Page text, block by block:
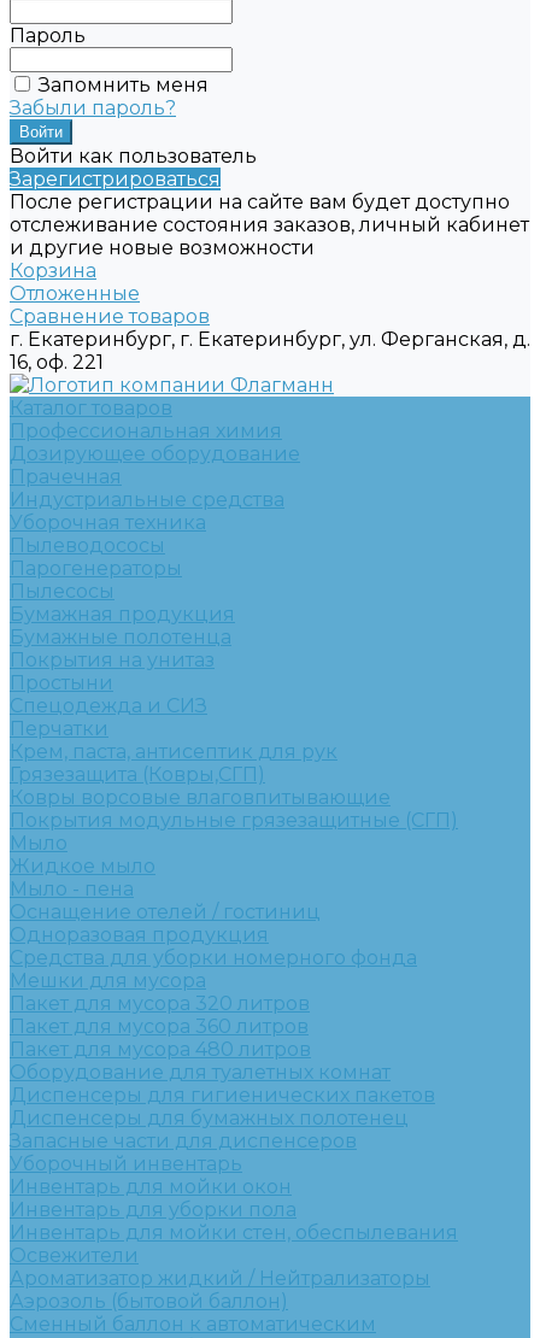
Пароль
Запомнить меня
Забыли пароль?
Войти как пользователь
Зарегистрироваться
После регистрации на сайте вам будет доступно
отслеживание состояния заказов, личный кабинет
и другие новые возможности
Корзина
Отложенные
Сравнение товаров
г. Екатеринбург, г. Екатеринбург, ул. Ферганская, д.
16, оф. 221
Каталог товаров
Профессиональная химия
Дозирующее оборудование
Прачечная
Индустриальные средства
Уборочная техника
Пылеводососы
Парогенераторы
Пылесосы
Бумажная продукция
Бумажные полотенца
Покрытия на унитаз
Простыни
Спецодежда и СИЗ
Перчатки
Крем, паста, антисептик для рук
Грязезащита (Ковры,СГП)
Ковры ворсовые влаговпитывающие
Покрытия модульные грязезащитные (СГП)
Мыло
Жидкое мыло
Мыло - пена
Оснащение отелей / гостиниц
Одноразовая продукция
Средства для уборки номерного фонда
Мешки для мусора
Пакет для мусора 320 литров
Пакет для мусора 360 литров
Пакет для мусора 480 литров
Оборудование для туалетных комнат
Диспенсеры для гигиенических пакетов
Диспенсеры для бумажных полотенец
Запасные части для диспенсеров
Уборочный инвентарь
Инвентарь для мойки окон
Инвентарь для уборки пола
Инвентарь для мойки стен, обеспылевания
Освежители
Ароматизатор жидкий / Нейтрализаторы
Аэрозоль (бытовой баллон)
Сменный баллон к автоматическим